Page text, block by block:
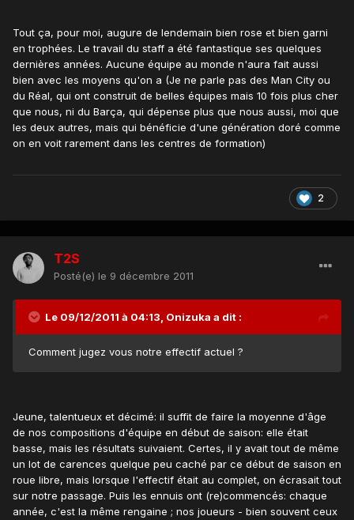
Tout ça, pour moi, augure de lendemain bien rose et bien garni
en trophées. Le travail du staff a été fantastique ses quelques
dernières années. Aucune équipe au monde n'aura fait aussi
bien avec les moyens qu'on a (Je ne parle pas des Man City ou
du Réal, qui ont construit de belles équipes mais 10 fois plus cher
que nous, ni du Barça, qui dépense plus que nous aussi, moi que
les deux autres, mais qui bénéficie d'une génération doré comme
on en voit rarement dans les centres de formation)
2
T2S
Posté(e) le 9 décembre 2011
Le 09/12/2011 à 04:13, Onizuka a dit :
Comment jugez vous notre effectif actuel ?
Jeune, talentueux et décimé: il suffit de faire la moyenne d'âge
de nos compositions d'équipe en début de saison: elle était
basse, mais les résultats suivaient. Certes, il y avait tout de même
un lot de carences quelque peu caché par ce début de saison en
roue libre, mais lorsque l'effectif était au complet, on écrasait tout
sur notre passage. Puis les ennuis ont (re)commencés: chaque
année, c'est la même rengaine ; nos joueurs - bien souvent ceux